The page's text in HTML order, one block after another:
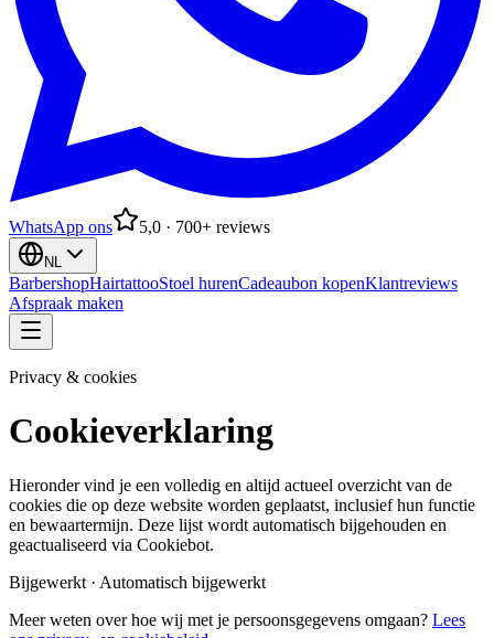
WhatsApp ons 5,0 · 700+ reviews
NL
BarbershopHairtattooStoel hurenCadeaubon kopenKlantreviews
Afspraak maken
Privacy & cookies
Cookieverklaring
Hieronder vind je een volledig en altijd actueel overzicht van de
cookies die op deze website worden geplaatst, inclusief hun functie
en bewaartermijn. Deze lijst wordt automatisch bijgehouden en
geactualiseerd via Cookiebot.
Bijgewerkt · Automatisch bijgewerkt
Meer weten over hoe wij met je persoonsgegevens omgaan? Lees